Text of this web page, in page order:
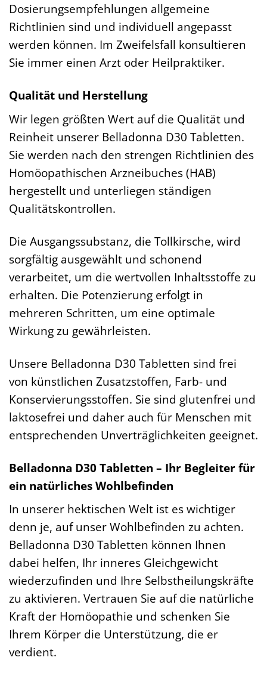
Dosierungsempfehlungen allgemeine
Richtlinien sind und individuell angepasst
werden können. Im Zweifelsfall konsultieren
Sie immer einen Arzt oder Heilpraktiker.
Qualität und Herstellung
Wir legen größten Wert auf die Qualität und
Reinheit unserer Belladonna D30 Tabletten.
Sie werden nach den strengen Richtlinien des
Homöopathischen Arzneibuches (HAB)
hergestellt und unterliegen ständigen
Qualitätskontrollen.
Die Ausgangssubstanz, die Tollkirsche, wird
sorgfältig ausgewählt und schonend
verarbeitet, um die wertvollen Inhaltsstoffe zu
erhalten. Die Potenzierung erfolgt in
mehreren Schritten, um eine optimale
Wirkung zu gewährleisten.
Unsere Belladonna D30 Tabletten sind frei
von künstlichen Zusatzstoffen, Farb- und
Konservierungsstoffen. Sie sind glutenfrei und
laktosefrei und daher auch für Menschen mit
entsprechenden Unverträglichkeiten geeignet.
Belladonna D30 Tabletten – Ihr Begleiter für
ein natürliches Wohlbefinden
In unserer hektischen Welt ist es wichtiger
denn je, auf unser Wohlbefinden zu achten.
Belladonna D30 Tabletten können Ihnen
dabei helfen, Ihr inneres Gleichgewicht
wiederzufinden und Ihre Selbstheilungskräfte
zu aktivieren. Vertrauen Sie auf die natürliche
Kraft der Homöopathie und schenken Sie
Ihrem Körper die Unterstützung, die er
verdient.